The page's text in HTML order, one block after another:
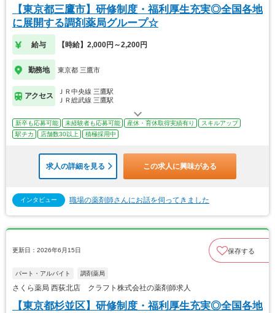
【東京都三鷹市】研修制度・福利厚生充実◎全国各地
に展開する調剤薬局グループ☆
給与 【時給】2,000円～2,200円
勤務地 東京都 三鷹市
アクセス
ＪＲ中央線 三鷹駅
ＪＲ総武線 三鷹駅
新卒も応募可能 未経験者も応募可能 産休・育休取得実績有り
スキルアップ
駅チカ
店舗数30以上 積極採用中
求人の詳細を見る この求人に興味がある
インタビュー 職場の薬剤師さんにお話を伺ってきました
更新日：2026年6月15日 保存する
パート・アルバイト 調剤薬局
さくら薬局 西荻北店 クラフト株式会社の薬剤師求人
【東京都杉並区】研修制度・福利厚生充実◎全国各地